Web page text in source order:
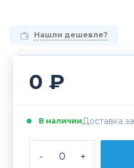
Нашли дешевле?
0 ₽
В наличииДоставка
- +